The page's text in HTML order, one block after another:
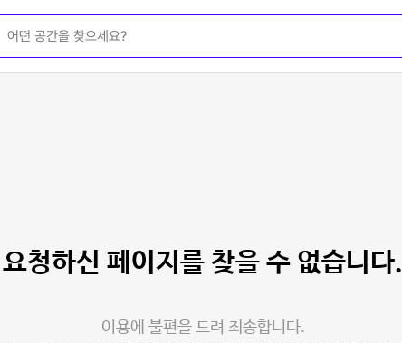
요청하신 페이지를 찾을 수 없습니다.
이용에 불편을 드려 죄송합니다.